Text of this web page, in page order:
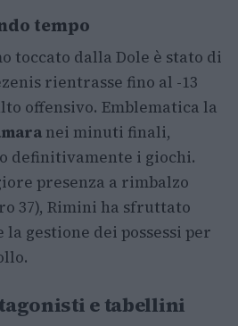
tempo
toccato dalla Dole è stato di
rientrasse fino al -13
offensivo. Emblematica la
nei minuti finali,
definitivamente i giochi.
presenza a rimbalzo
37), Rimini ha sfruttato
la gestione dei possessi per
e tabellini